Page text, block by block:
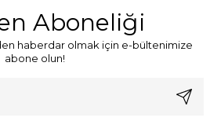
Aboneliği
haberdar olmak için e-bültenimize
abone olun!